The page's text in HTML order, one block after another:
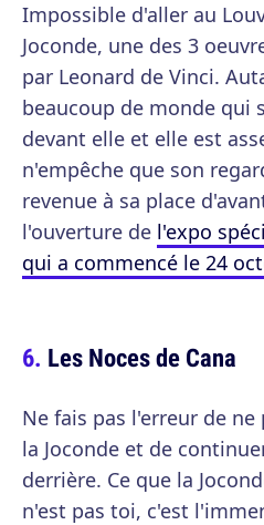
Impossible d'aller au
Joconde, une des 3
par Leonard de Vinci.
beaucoup de monde qui
devant elle et elle est
n'empêche que son
revenue à sa place
l'ouverture de l'expo
qui a commencé le 24
Les Noces de Cana
Ne fais pas l'erreur de
la Joconde et de
derrière. Ce que la
n'est pas toi, c'est